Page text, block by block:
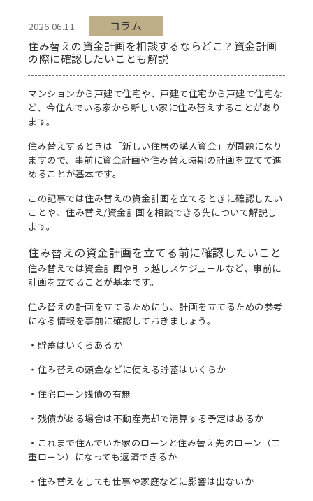
2026.06.11
コラム
住み替えの資金計画を相談するならどこ？資金計画
の際に確認したいことも解説
マンションから戸建て住宅や、戸建て住宅から戸建て住宅な
ど、今住んでいる家から新しい家に住み替えすることがあり
ます。
住み替えするときは「新しい住居の購入資金」が問題になり
ますので、事前に資金計画や住み替え時期の計画を立てて進
めることが基本です。
この記事では住み替えの資金計画を立てるときに確認したい
ことや、住み替え/資金計画を相談できる先について解説し
ます。
住み替えの資金計画を立てる前に確認したいこと
住み替えでは資金計画や引っ越しスケジュールなど、事前に
計画を立てることが基本です。
住み替えの計画を立てるためにも、計画を立てるための参考
になる情報を事前に確認しておきましょう。
・貯蓄はいくらあるか
・住み替えの頭金などに使える貯蓄はいくらか
・住宅ローン残債の有無
・残債がある場合は不動産売却で清算する予定はあるか
・これまで住んでいた家のローンと住み替え先のローン（二
重ローン）になっても返済できるか
・住み替えをしても仕事や家庭などに影響は出ないか